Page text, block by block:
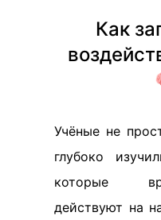
Как
Учёные не
глубоко
которые
действуют на